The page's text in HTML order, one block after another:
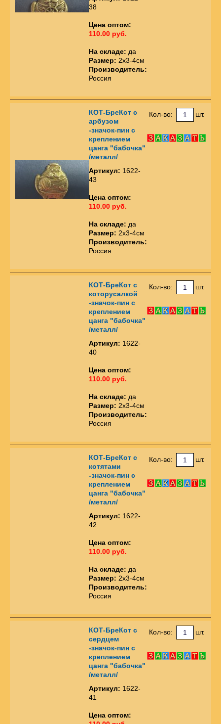
38
Цена оптом:
110.00 руб.
На складе: да
Размер: 2х3-4см
Производитель:
Россия
КОТ-БреКот с
арбузом
-значок-пин с
креплением
цанга "бабочка"
/металл/
Артикул: 1622-
43
Цена оптом:
110.00 руб.
На складе: да
Размер: 2х3-4см
Производитель:
Россия
Кол-во: шт.
КОТ-БреКот с
которусалкой
-значок-пин с
креплением
цанга "бабочка"
/металл/
Артикул: 1622-
40
Цена оптом:
110.00 руб.
На складе: да
Размер: 2х3-4см
Производитель:
Россия
Кол-во: шт.
КОТ-БреКот с
котятами
-значок-пин с
креплением
цанга "бабочка"
/металл/
Артикул: 1622-
42
Цена оптом:
110.00 руб.
На складе: да
Размер: 2х3-4см
Производитель:
Россия
Кол-во: шт.
КОТ-БреКот с
сердцем
-значок-пин с
креплением
цанга "бабочка"
/металл/
Артикул: 1622-
41
Цена оптом:
Кол-во: шт.